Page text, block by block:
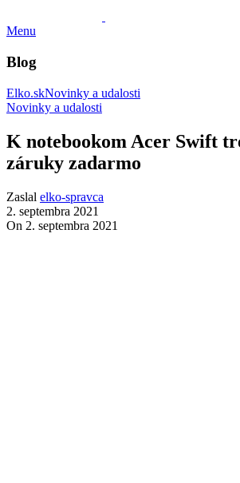
Menu
Blog
Elko.skNovinky a udalosti
Novinky a udalosti
K notebookom Acer Swift
záruky zadarmo
Zaslal elko-spravca
2. septembra 2021
On 2. septembra 2021